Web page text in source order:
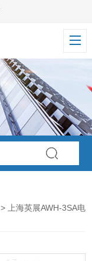
> 上海英展AWH-3SA电